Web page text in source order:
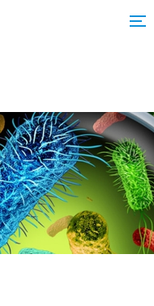
after the opening tag: